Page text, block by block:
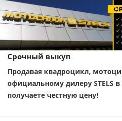
Срочный выкуп
Продавая квадроцикл,
официальному дилеру STELS
получаете честную цену!